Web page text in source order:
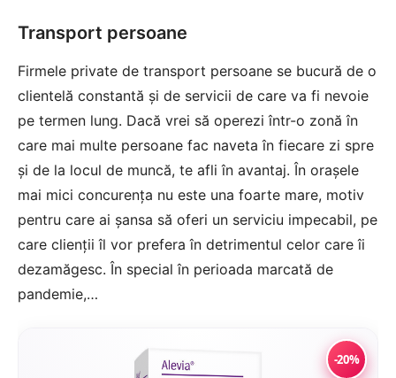
Transport persoane
Firmele private de transport persoane se bucură de o
clientelă constantă și de servicii de care va fi nevoie
pe termen lung. Dacă vrei să operezi într-o zonă în
care mai multe persoane fac naveta în fiecare zi spre
și de la locul de muncă, te afli în avantaj. În orașele
mai mici concurența nu este una foarte mare, motiv
pentru care ai șansa să oferi un serviciu impecabil, pe
care clienții îl vor prefera în detrimentul celor care îi
dezamăgesc. În special în perioada marcată de
pandemie,…
-20%